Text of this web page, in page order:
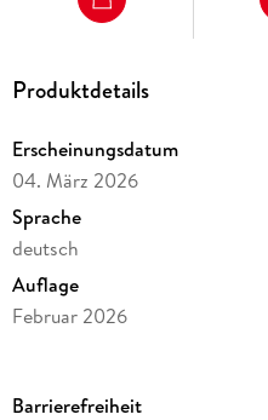
Produktdetails
Erscheinungsdatum
04. März 2026
Sprache
deutsch
Auflage
Februar 2026
Barrierefreiheit